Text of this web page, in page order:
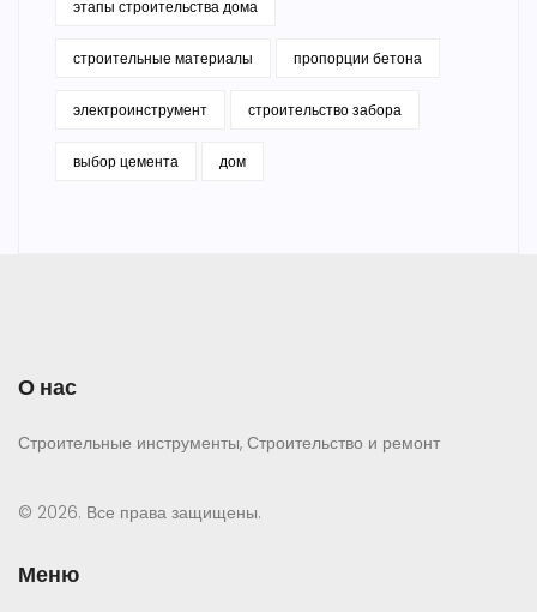
этапы строительства дома
строительные материалы пропорции бетона
электроинструмент строительство забора
выбор цемента дом
О нас
Строительные инструменты, Строительство и ремонт
© 2026. Все права защищены.
Меню